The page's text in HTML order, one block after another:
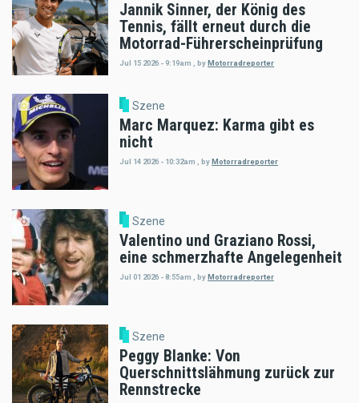
Jannik Sinner, der König des
Tennis, fällt erneut durch die
Motorrad-Führerscheinprüfung
Jul 15 2026 - 9:19am , by Motorradreporter
Szene
Marc Marquez: Karma gibt es
nicht
Jul 14 2026 - 10:32am , byMotorradreporter
Szene
Valentino und Graziano Rossi,
eine schmerzhafte Angelegenheit
Jul 01 2026 - 8:55am byMotorradreporter
Szene
Peggy Blanke: Von
Querschnittslähmung zurück zur
Rennstrecke